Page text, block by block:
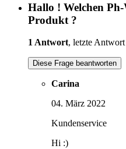
Hallo ! Welchen
Produkt ?
1 Antwort, letzte
Diese Frage beantworten
Carina
04. März 2022
Kundenservice
Hi :)